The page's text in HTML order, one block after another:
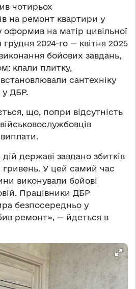
чотирьох
на ремонт квартири у
оформив на матір цивільної
2024-го — квітня 2025
бойових завдань,
клали плитку,
сантехніку
у ДБР.
що, попри відсутність
дій державі завдано збитків
У цей самий час
виконували бойові
Працівники ДБР
безпосередньо у
ремонт», — йдеться в